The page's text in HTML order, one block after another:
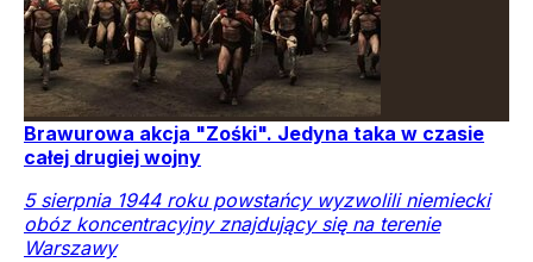
Brawurowa akcja "Zośki". Jedyna taka w czasie
całej drugiej wojny
5 sierpnia 1944 roku powstańcy wyzwolili niemiecki
obóz koncentracyjny znajdujący się na terenie
Warszawy